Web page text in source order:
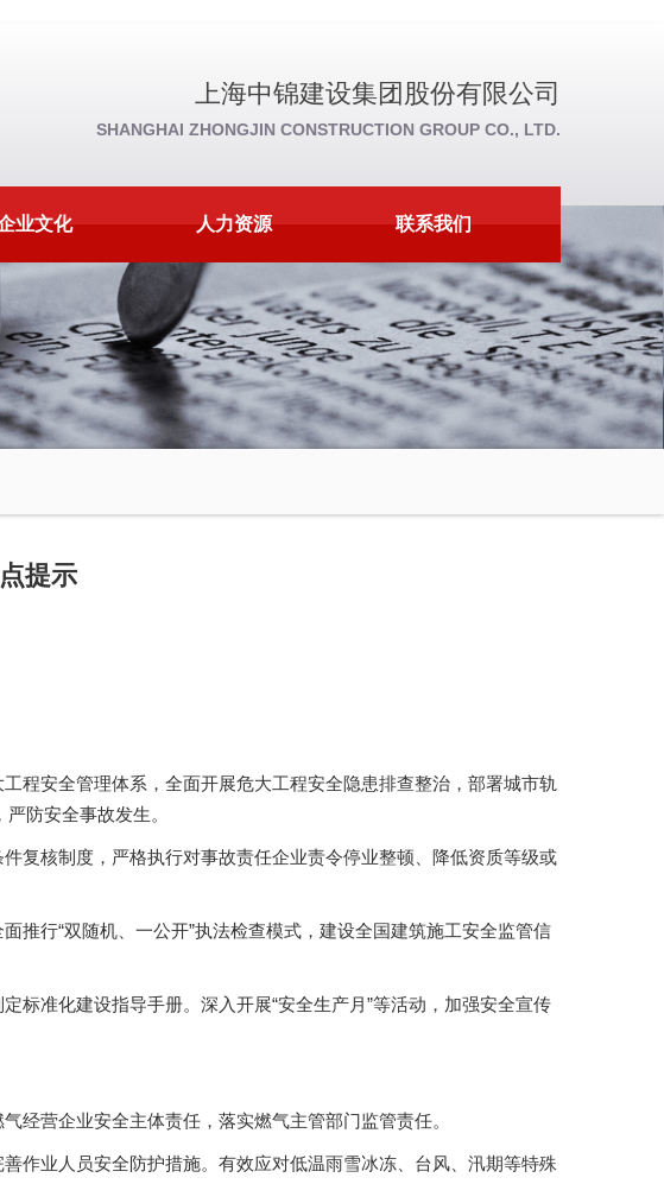
上海中锦建设集团股份有限公司
SHANGHAI ZHONGJIN CONSTRUCTION GROUP CO., LTD.
业文化 人力资源 联系我们
提示
程安全管理体系，全面开展危大工程安全隐患排查整治，部署城市轨
防安全事故发生。
复核制度，严格执行对事故责任企业责令停业整顿、降低资质等级或
推行“双随机、一公开”执法检查模式，建设全国建筑施工安全监管信
标准化建设指导手册。深入开展“安全生产月”等活动，加强安全宣传
经营企业安全主体责任，落实燃气主管部门监管责任。
作业人员安全防护措施。有效应对低温雨雪冰冻、台风、汛期等特殊